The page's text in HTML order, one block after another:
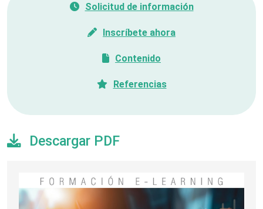
Solicitud de información
Inscríbete ahora
Contenido
Referencias
Descargar PDF